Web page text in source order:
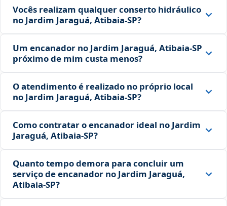
Vocês realizam qualquer conserto hidráulico
no Jardim Jaraguá, Atibaia‑SP?
Um encanador no Jardim Jaraguá, Atibaia‑SP
próximo de mim custa menos?
O atendimento é realizado no próprio local
no Jardim Jaraguá, Atibaia‑SP?
Como contratar o encanador ideal no Jardim
Jaraguá, Atibaia‑SP?
Quanto tempo demora para concluir um
serviço de encanador no Jardim Jaraguá,
Atibaia‑SP?